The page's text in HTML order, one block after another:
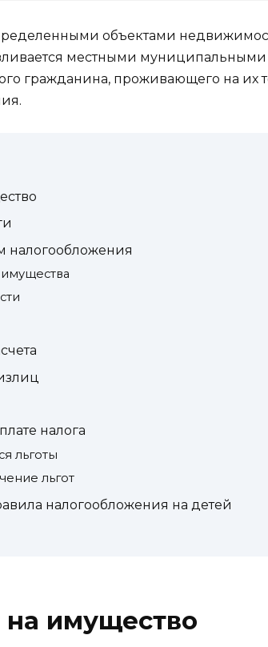
объектами
местными муниципальными
гражданина, проживающего на их
налогообложения
налога
льготы
льгот
налогообложения на детей
на имущество